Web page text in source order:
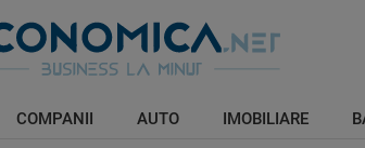
COMPANII AUTO IMOBILIARE